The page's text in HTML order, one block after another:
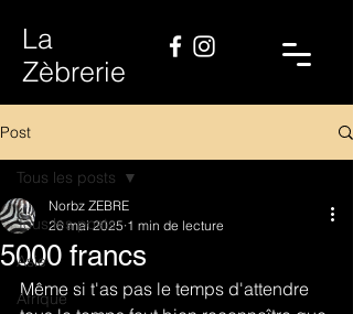
La
Zèbrerie
Post
Tous les posts
Asie
Afrique
Tous les posts
5000 francs
Norbz ZEBRE
26 mai 2025 1 min de lecture
Même si t'as pas le temps d'attendre